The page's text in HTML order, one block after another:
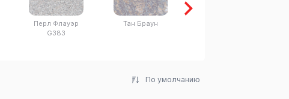
Перл Флауэр
G383
Тан Браун
По умолчанию